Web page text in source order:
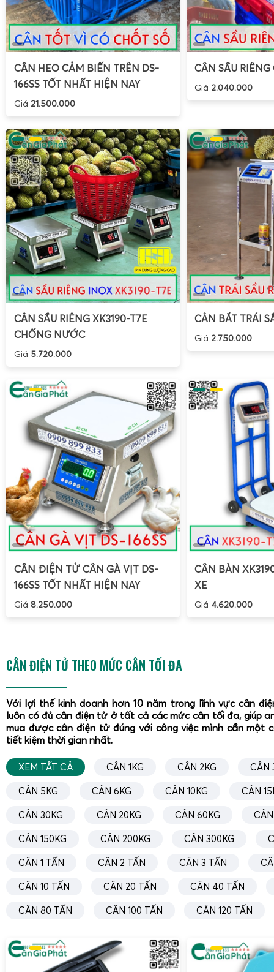
CÂN HEO CẢM BIẾN TRÊN DS-
166SS TỐT NHẤT HIỆN NAY
Giá 21.500.000
CÂN SẦU
Giá 2.040.000
CÂN SẦU RIÊNG XK3190-T7E
CHỐNG NƯỚC
Giá 5.720.000
CÂN BẮT TRÁI
Giá 2.750.000
CÂN ĐIỆN TỬ CÂN GÀ VỊT DS-
166SS TỐT NHẤT HIỆN NAY
Giá 8.250.000
CÂN BÀN
XE
Giá 4.620.000
CÂN ĐIỆN TỬ THEO MỨC CÂN TỐI ĐA
Với lợi thế kinh doanh hơn 10 năm trong lĩnh vực cân
luôn có đủ cân điện tử ở tất cả các mức cân tối đa, giúp
mua được cân điện tử đúng với công việc mình cần một
tiết kiệm thời gian nhất.
XEM TẤT CẢ CÂN 1KG CÂN 2KG CÂN
CÂN 5KG CÂN 6KG CÂN 10KG CÂN
CÂN 30KG CÂN 20KG CÂN 60KG
CÂN 150KG CÂN 200KG CÂN 300KG
CÂN 1 TẤN CÂN 2 TẤN CÂN 3 TẤN
CÂN 10 TẤN CÂN 20 TẤN CÂN 40 TẤN
CÂN 80 TẤN CÂN 100 TẤN CÂN 120 TẤN